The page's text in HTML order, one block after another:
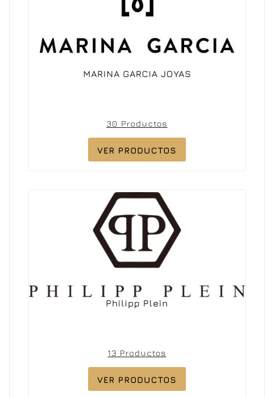
MARINA GARCIA JOYAS
30 Productos
VER PRODUCTOS
Philipp Plein
13 Productos
VER PRODUCTOS